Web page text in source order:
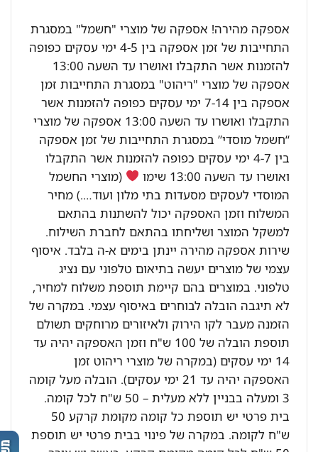
אספקה מהירה! אספקה של מוצרי "חשמל" במסגרת
התחייבות של זמן אספקה בין 4-5 ימי עסקים כפופה
להזמנות אשר התקבלו ואושרו עד השעה 13:00
אספקה של מוצרי "ריהוט" במסגרת התחייבות זמן
אספקה בין 7-14 ימי עסקים כפופה להזמנות אשר
התקבלו ואושרו עד השעה 13:00 אספקה של מוצרי
“חשמל מוסדי” במסגרת התחייבות של זמן אספקה
בין 4-7 ימי עסקים כפופה להזמנות אשר התקבלו
ואושרו עד השעה 13:00 שימו
(מוצרי החשמל
המוסדי לעסקים מסעדות בתי מלון ועוד….) מחיר
המשלוח וזמן האספקה יכול להשתנות בהתאם
למשקל המוצר ושליחתו בהתאם לחברת השילוח.
שירות אספקה מהירה יינתן בימים א-ה בלבד. איסוף
עצמי של מוצרים יעשה בתיאום טלפוני עם נציג
טלפוני. במוצרים בהם קיימת תוספת משלוח למחיר,
לא תיגבה הובלה לבוחרים באיסוף עצמי. במקרה של
הזמנה מעבר לקו הירוק ולאיזורים מרוחקים תשולם
תוספת הובלה של 100 ש"ח וזמן האספקה יהיה עד
14 ימי עסקים (במקרה של מוצרי ריהוט זמן
האספקה יהיה עד 21 ימי עסקים). הובלה מעל קומה
3 ומעלה בבניין ללא מעלית – 50 ש"ח לכל קומה.
בית פרטי יש תוספת כל קומה מקומת קרקע 50
ש"ח לקומה. במקרה של פינוי בבית פרטי יש תוספת